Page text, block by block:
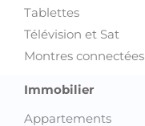
Tablettes
Télévision et Sat
Montres connectées
Immobilier
Appartements